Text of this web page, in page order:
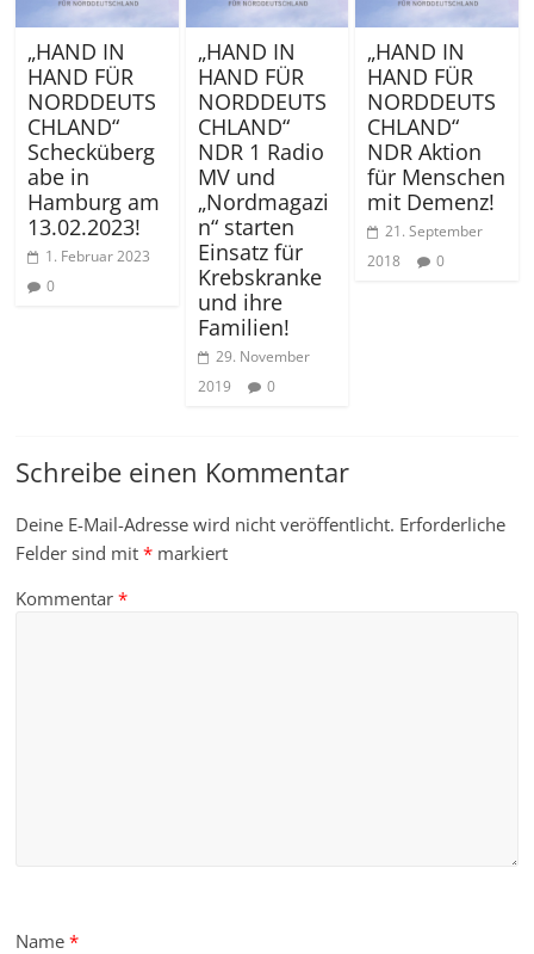
„HAND IN
HAND FÜR
NORDDEUTS
CHLAND“
Schecküberg
abe in
Hamburg am
13.02.2023!
1. Februar 2023
0
„HAND IN
HAND FÜR
NORDDEUTS
CHLAND“
NDR 1 Radio
MV und
„Nordmagazi
n“ starten
Einsatz für
Krebskranke
und ihre
Familien!
29. November
2019
0
„HAND IN
HAND FÜR
NORDDEUTS
CHLAND“
NDR Aktion
für Menschen
mit Demenz!
21. September
2018
0
Schreibe einen Kommentar
Deine E-Mail-Adresse wird nicht veröffentlicht. Erforderliche
Felder sind mit* markiert
Kommentar*
Name*